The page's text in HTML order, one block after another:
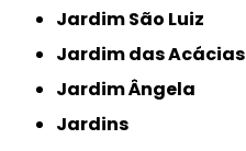
Jardim São Luiz
Jardim das Acácias
Jardim Ângela
Jardins